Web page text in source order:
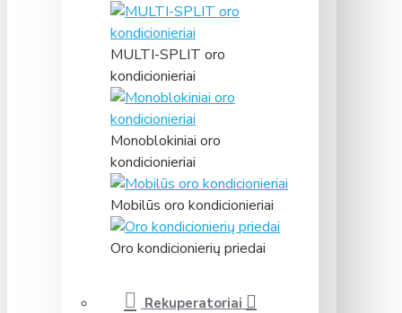
MULTI-SPLIT oro
kondicionieriai
Monoblokiniai oro
kondicionieriai
Mobilūs oro kondicionieriai
Oro kondicionierių priedai
Rekuperatoriai